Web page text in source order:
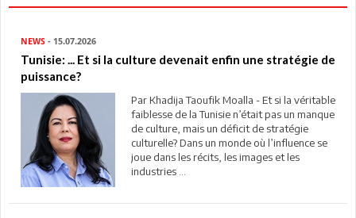
NEWS - 15.07.2026
Tunisie: ... Et si la culture devenait enfin une stratégie de
puissance?
Par Khadija Taoufik Moalla - Et si la véritable
faiblesse de la Tunisie n’était pas un manque
de culture, mais un déficit de stratégie
culturelle? Dans un monde où l’influence se
joue dans les récits, les images et les
industries ...